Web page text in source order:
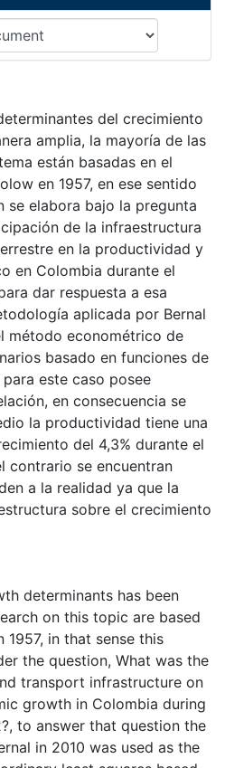
del crecimiento
amplia, la mayoría de las
están basadas en el
en 1957, en ese sentido
se elabora bajo la pregunta
de la infraestructura
en la productividad y
en Colombia durante el
dar respuesta a esa
aplicada por Bernal
método econométrico de
basado en funciones de
este caso posee
en consecuencia se
la productividad tiene una
del 4,3% durante el
contrario se encuentran
a la realidad ya que la
sobre el crecimiento
determinants has been
on this topic are based
in that sense this
the question, What was the
transport infrastructure on
growth in Colombia during
to answer that question the
in 2010 was used as the